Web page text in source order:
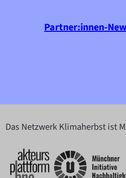
Partner:innen-
Das Netzwerk Klimaherbst ist